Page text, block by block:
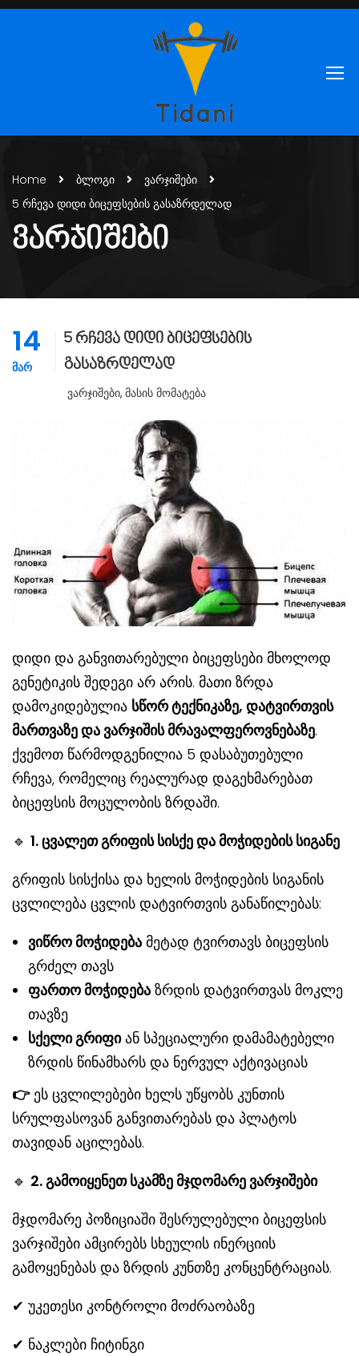
Home ბლოგი
ვარჯიშები
5 რჩევა დიდი ბიცეფსების გასაზრდელად
ᲕᲐᲠᲯᲘᲨᲔᲑᲘ
14
ᲛᲐᲠ
5 რჩევა დიდი ბიცეფსების
გასაზრდელად
Ვარჯიშები, Მასის Მომატება
დიდი და განვითარებული ბიცეფსები მხოლოდ
გენეტიკის შედეგი არ არის. მათი ზრდა
დამოკიდებულია სწორ ტექნიკაზე, დატვირთვის
მართვაზე და ვარჯიშის მრავალფეროვნებაზე.
ქვემოთ წარმოდგენილია 5 დასაბუთებული
რჩევა, რომელიც რეალურად დაგეხმარებათ
ბიცეფსის მოცულობის ზრდაში.
🔹 1. ცვალეთ გრიფის სისქე და მოჭიდების სიგანე
გრიფის სისქისა და ხელის მოჭიდების სიგანის
ცვლილება ცვლის დატვირთვის განაწილებას:
ვიწრო მოჭიდება მეტად ტვირთავს ბიცეფსის
გრძელ თავს
ფართო მოჭიდება ზრდის დატვირთვას მოკლე
თავზე
სქელი გრიფიან სპეციალური დამამატებელი
ზრდის წინამხარს და ნერვულ აქტივაციას
👉ეს ცვლილებები ხელს უწყობს კუნთის
სრულფასოვან განვითარებას და პლატოს
თავიდან აცილებას.
🔹 2. გამოიყენეთ სკამზე მჯდომარე ვარჯიშები
მჯდომარე პოზიციაში შესრულებული ბიცეფსის
ვარჯიშები ამცირებს სხეულის ინერციის
გამოყენებას და ზრდის კუნთზე კონცენტრაციას.
✔ უკეთესი კონტროლი მოძრაობაზე
✔ ნაკლები ჩიტინგი